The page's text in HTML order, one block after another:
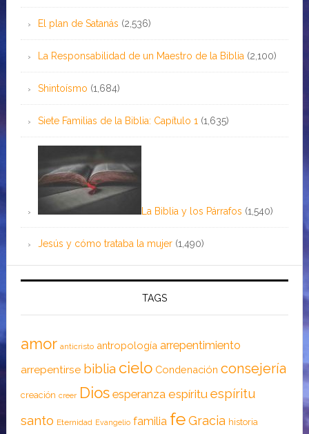
El plan de Satanás (2,536)
La Responsabilidad de un Maestro de la Biblia (2,100)
Shintoísmo (1,684)
Siete Familias de la Biblia: Capítulo 1 (1,635)
La Biblia y los Párrafos (1,540)
Jesús y cómo trataba la mujer (1,490)
TAGS
amor anticristo antropología arrepentimiento
arrepentirse biblia cielo Condenación consejería
creación creer Dios esperanza espíritu espíritu
santo Eternidad Evangelio familia feGracia historia